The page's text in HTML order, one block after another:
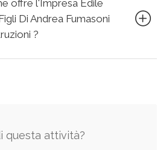
offre l'Impresa Edile
Di Andrea Fumasoni
?
questa attività?